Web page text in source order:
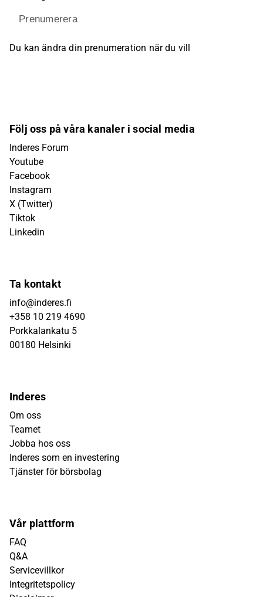
Prenumerera
Du kan ändra din prenumeration när du vill
Följ oss på våra kanaler i social media
Inderes Forum
Youtube
Facebook
Instagram
X (Twitter)
Tiktok
Linkedin
Ta kontakt
info@inderes.fi
+358 10 219 4690
Porkkalankatu 5
00180 Helsinki
Inderes
Om oss
Teamet
Jobba hos oss
Inderes som en investering
Tjänster för börsbolag
Vår plattform
FAQ
Q&A
Servicevillkor
Integritetspolicy